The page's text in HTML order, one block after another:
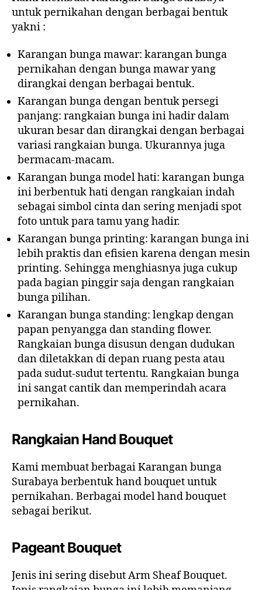
untuk pernikahan dengan berbagai bentuk
yakni :
Karangan bunga mawar: karangan bunga
pernikahan dengan bunga mawar yang
dirangkai dengan berbagai bentuk.
Karangan bunga dengan bentuk persegi
panjang: rangkaian bunga ini hadir dalam
ukuran besar dan dirangkai dengan berbagai
variasi rangkaian bunga. Ukurannya juga
bermacam-macam.
Karangan bunga model hati: karangan bunga
ini berbentuk hati dengan rangkaian indah
sebagai simbol cinta dan sering menjadi spot
foto untuk para tamu yang hadir.
Karangan bunga printing: karangan bunga ini
lebih praktis dan efisien karena dengan mesin
printing. Sehingga menghiasnya juga cukup
pada bagian pinggir saja dengan rangkaian
bunga pilihan.
Karangan bunga standing: lengkap dengan
papan penyangga dan standing flower.
Rangkaian bunga disusun dengan dudukan
dan diletakkan di depan ruang pesta atau
pada sudut-sudut tertentu. Rangkaian bunga
ini sangat cantik dan memperindah acara
pernikahan.
Rangkaian Hand Bouquet
Kami membuat berbagai Karangan bunga
Surabaya berbentuk hand bouquet untuk
pernikahan. Berbagai model hand bouquet
sebagai berikut.
Pageant Bouquet
Jenis ini sering disebut Arm Sheaf Bouquet.